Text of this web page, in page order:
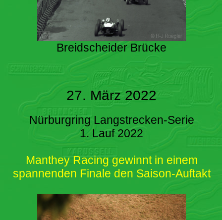
Breidscheider Brücke
27. März 2022
Nürburgring Langstrecken-Serie
1. Lauf 2022
Manthey Racing gewinnt in einem
spannenden Finale den Saison-Auftakt